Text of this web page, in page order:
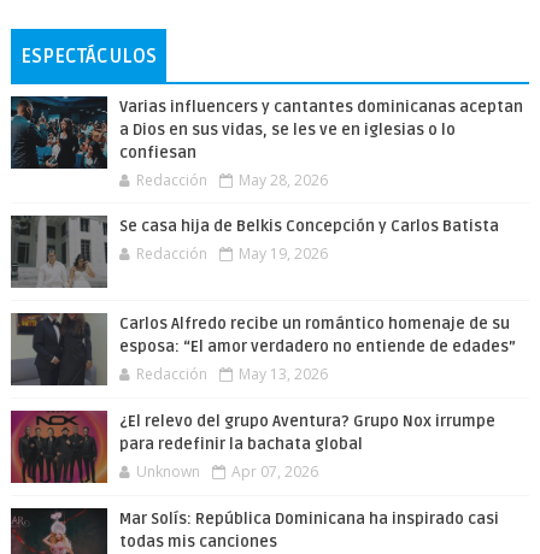
ESPECTÁCULOS
Varias influencers y cantantes dominicanas aceptan
a Dios en sus vidas, se les ve en iglesias o lo
confiesan
Redacción May 28, 2026
Se casa hija de Belkis Concepción y Carlos Batista
Redacción May 19, 2026
Carlos Alfredo recibe un romántico homenaje de su
esposa: “El amor verdadero no entiende de edades”
Redacción May 13, 2026
¿El relevo del grupo Aventura? Grupo Nox irrumpe
para redefinir la bachata global
Unknown Apr 07, 2026
Mar Solís: República Dominicana ha inspirado casi
todas mis canciones